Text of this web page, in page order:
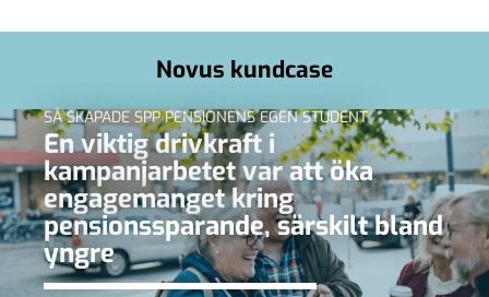
Novus kundcase
SÅ SKAPADE SPP PENSIONENS EGEN STUDENT
En viktig drivkraft i
kampanjarbetet var att öka
engagemanget kring
pensionssparande, särskilt bland
yngre